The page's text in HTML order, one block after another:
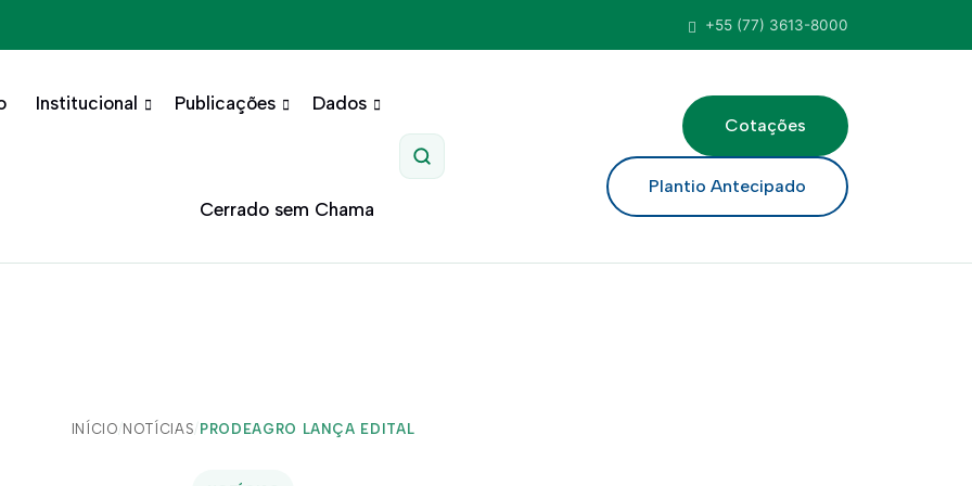
+55 (77) 3613-8000
Institucional Publicações Dados
Cerrado sem Chama
Pesquisar
Cotações
Plantio Antecipado
INÍCIO/ NOTÍCIAS/ PRODEAGRO LANÇA EDITAL